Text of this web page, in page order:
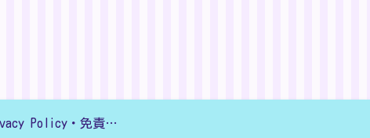
Privacy Policy・免責事項